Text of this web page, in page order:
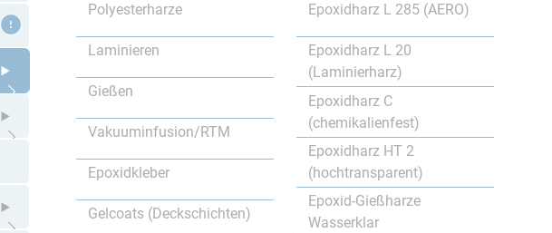
Untermenü öffnen
Untermenü öffnen
Polyesterharze
Laminieren
Gießen
Vakuuminfusion/RTM
Epoxidkleber
Gelcoats (Deckschichten)
Epoxidharz L 285 (AERO)
Epoxidharz L 20
(Laminierharz)
Epoxidharz C
(chemikalienfest)
Epoxidharz HT 2
(hochtransparent)
Epoxid-Gießharze
Wasserklar